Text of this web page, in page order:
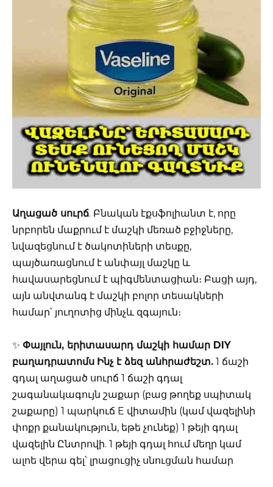
Աղացած սուրճ. Բնական էքսֆոլիանտ է, որը
նրբորեն մաքրում է մաշկի մեռած բջիջները,
նվազեցնում է ծակոտիների տեսքը,
պայծառացնում է անփայլ մաշկը և
հավասարեցնում է պիգմենտացիան։ Բացի այդ,
այն անվտանգ է մաշկի բոլոր տեսակների
համար՝ յուղոտից մինչև զգայուն։
✨ Փայլուն, երիտասարդ մաշկի համար DIY
բաղադրատոմս Ինչ է ձեզ անհրաժեշտ. 1 ճաշի
գդալ աղացած սուրճ 1 ճաշի գդալ
շագանակագույն շաքար (բաց թողեք սպիտակ
շաքարը) 1 պարկուճ E վիտամին (կամ վազելինի
փոքր քանակություն, եթե չունեք) 1 թեյի գդալ
վազելին Ընտրովի. 1 թեյի գդալ հում մեղր կամ
ալոե վերա գել՝ լրացուցիչ սնուցման համար